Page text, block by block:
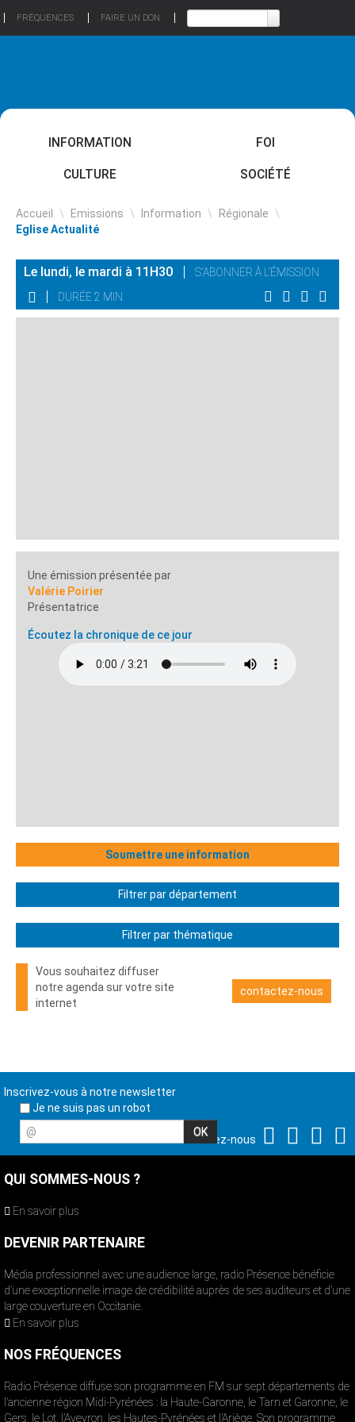
FRÉQUENCES FAIRE UN DON
INFORMATION FOI
CULTURE SOCIÉTÉ
Accueil \ Emissions \ Information \ Régionale \
Eglise Actualité
Le lundi, le mardi à 11H30
S'ABONNER À L'ÉMISSION
DURÉE 2 MIN
Une émission présentée par
Valérie Poirier
Présentatrice
Écoutez la chronique de ce jour
Soumettre une information
Filtrer par département
Filtrer par thématique
Vous souhaitez diffuser
notre agenda sur votre site
internet
contactez-nous
Inscrivez-vous à notre newsletter
Je ne suis pas un robot
@
Suivez-nous
QUI SOMMES-NOUS ?
En savoir plus
DEVENIR PARTENAIRE
Média professionnel avec une audience large, radio Présence bénéficie
d’une exceptionnelle image de crédibilité auprès de ses auditeurs et d’une
large couverture en Occitanie.
En savoir plus
NOS FRÉQUENCES
Radio Présence diffuse son programme en FM sur sept départements de
l’ancienne région Midi-Pyrénées : la Haute-Garonne, le Tarn et Garonne, le
Gers, le Lot, l’Aveyron, les Hautes-Pyrénées et l’Ariège. Son programme